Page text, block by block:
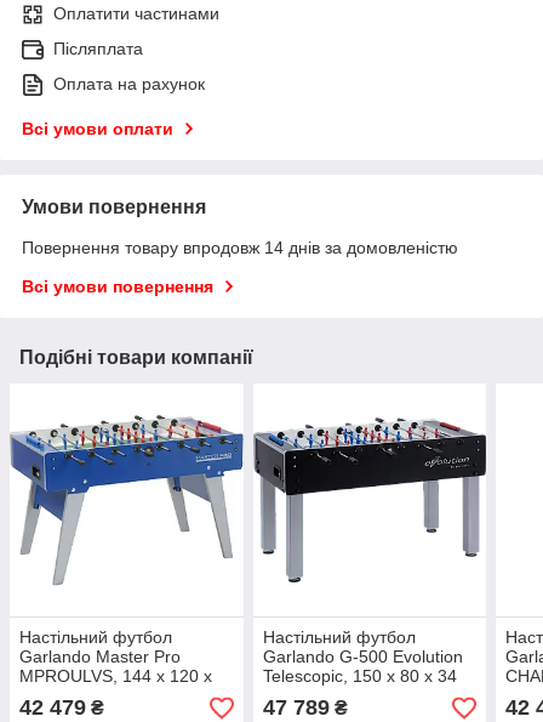
Оплатити частинами
Післяплата
Оплата на рахунок
Всі умови оплати
Умови повернення
Повернення товару впродовж 14 днів за домовленістю
Всі умови повернення
Подібні товари компанії
Настільний футбол
Garlando Master Pro
MPROULVS, 144 х 120 х
88 см
42 479 ₴
Настільний футбол
Garlando G-500 Evolution
Telescopic, 150 x 80 x 34
см
47 789₴
88
42